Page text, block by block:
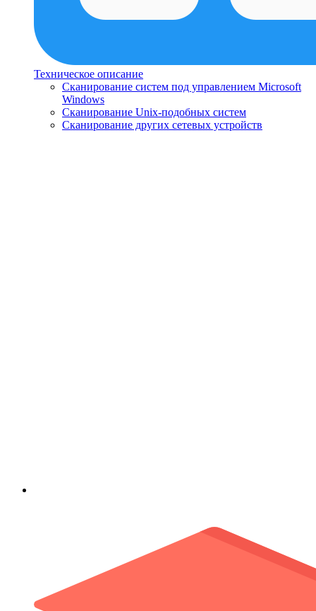
Техническое описание
Сканирование систем под управлением Microsoft
Windows
Сканирование Unix-подобных систем
Сканирование других сетевых устройств